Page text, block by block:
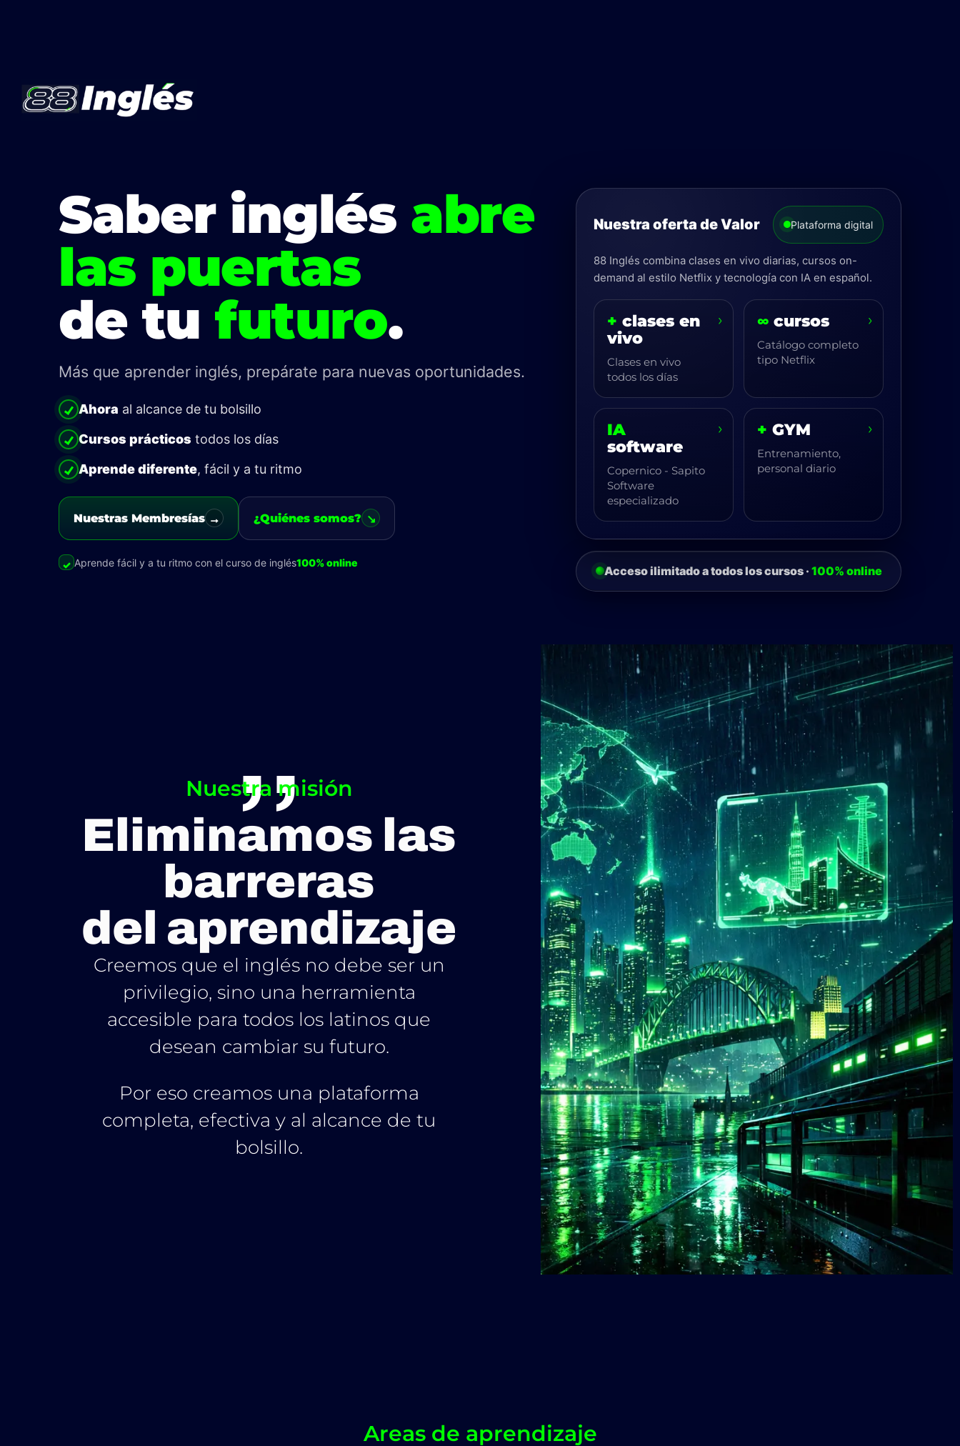
Saber inglés abre
las puertas
de tufuturo.
Más que aprender inglés, prepárate para nuevas oportunidades.
Ahora al alcance de tu bolsillo
Cursos prácticos todos los días
Aprende diferente, fácil y a tu ritmo
Nuestras Membresías → ¿Quiénes somos? ↘
✓ Aprende fácil y a tu ritmo con el curso de inglés100% online
Nuestra oferta de Valor Plataforma digital
88 Inglés combina clases en vivo diarias, cursos on-
demand al estilo Netflix y tecnología con IA en español.
+ clases en
vivo
Clases en vivo
todos los días
› ∞ cursos
Catálogo completo
tipo Netflix
›
IA
software
Copernico - Sapito
Software
especializado
› + GYM
Entrenamiento,
personal diario
›
Acceso ilimitado a todos los cursos · 100% online
,,
Nuestra misión
Eliminamos las
barreras
del aprendizaje
Creemos que el inglés no debe ser un
privilegio, sino una herramienta
accesible para todos los latinos que
desean cambiar su futuro.
Por eso creamos una plataforma
completa, efectiva y al alcance de tu
bolsillo.
Areas de aprendizaje